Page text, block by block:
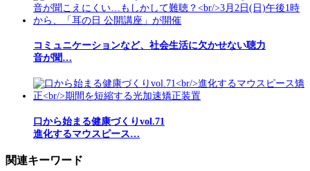
コミュニケーションなど、社会生活に欠かせない聴力
音が聞…
口から始まる健康づくりvol.71
進化するマウスピース…
関連キーワード